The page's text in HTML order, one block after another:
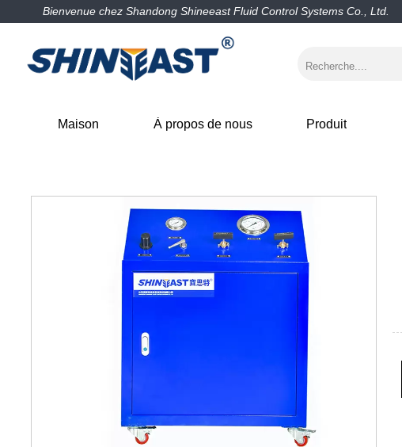
Bienvenue chez Shandong Shineeast Fluid Control Systems Co., Ltd.
Maison À propos de nous Produit